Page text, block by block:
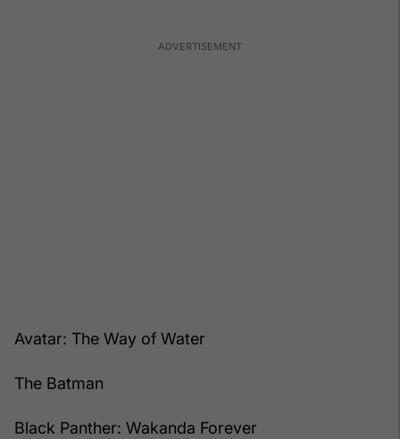
Avatar: The Way of Water
The Batman
Black Panther: Wakanda Forever